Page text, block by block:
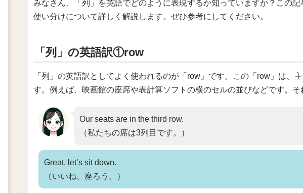
みなさん、「列」を英語でどのように表現するか知っていますか？この
使い分けについて詳しく解説します。ぜひ参考にしてください。
「列」の英語訳①row
「列」の英語訳としてよく使われるのが「row」です。この「row」は、
す。例えば、映画館の座席や表計算ソフトの横のセルの並びなどです。そ
Our seats are in the third row.
（私たちの席は3列目です。）
Great, let’s sit down.
（いいね、座ろう。）